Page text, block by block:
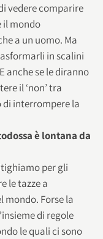
vedere comparire
il mondo
a un uomo. Ma
in scalini
anche se le diranno
il ‘non’ tra
di interrompere la
è lontana da
per gli
le tazze a
mondo. Forse la
di regole
le quali ci sono